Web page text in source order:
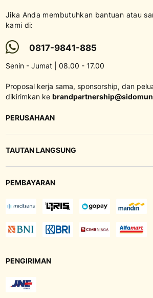
Jika Anda membutuhkan bantuan atau
kami di:
0817-9841-885
Senin - Jumat | 08.00 - 17.00
Proposal kerja sama, sponsorship, dan
dikirimkan ke
PERUSAHAAN
TAUTAN LANGSUNG
PEMBAYARAN
PENGIRIMAN